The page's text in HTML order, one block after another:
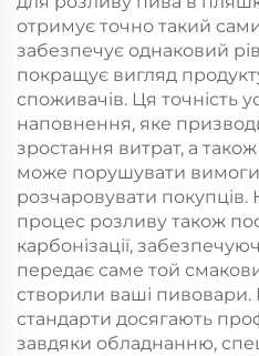
отримує точно такий
забезпечує однаковий
покращує вигляд
споживачів. Ця точність
наповнення, яке
зростання витрат, а
може порушувати
розчаровувати
процес розливу також
карбонізації,
передає саме той
створили ваші пивовари.
стандарти досягають
завдяки обладнанню,